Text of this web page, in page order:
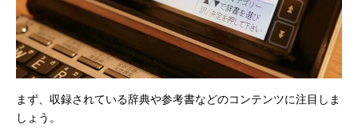
まず、収録されている辞典や参考書などのコンテンツに注目しま
しょう。